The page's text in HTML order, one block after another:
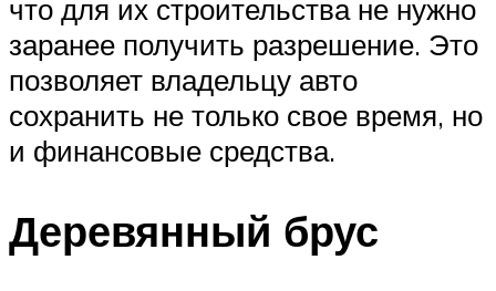
что для их строительства не нужно
заранее получить разрешение. Это
позволяет владельцу авто
сохранить не только свое время, но
и финансовые средства.
Деревянный брус